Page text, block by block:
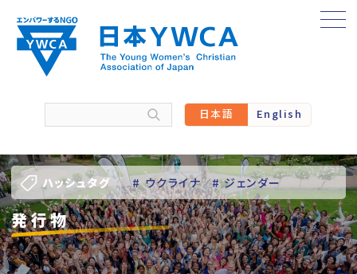
content
日本語 English
ハッシュタグ # ウクライナ # ジェンダー
# バーチャル訪問 # パレスチナ
# 人権 # 国際協力
発行物